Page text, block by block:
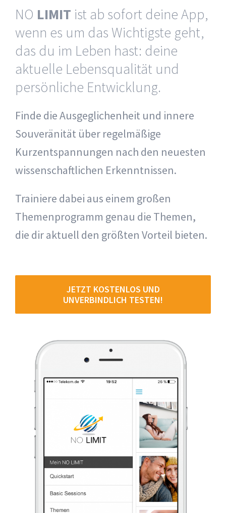
NO LIMIT ist ab sofort deine App,
wenn es um das Wichtigste geht,
das du im Leben hast: deine
aktuelle Lebensqualität und
persönliche Entwicklung.
Finde die Ausgeglichenheit und innere
Souveränität über regelmäßige
Kurzentspannungen nach den neuesten
wissenschaftlichen Erkenntnissen.
Trainiere dabei aus einem großen
Themenprogramm genau die Themen,
die dir aktuell den größten Vorteil bieten.
JETZT KOSTENLOS UND
UNVERBINDLICH TESTEN!